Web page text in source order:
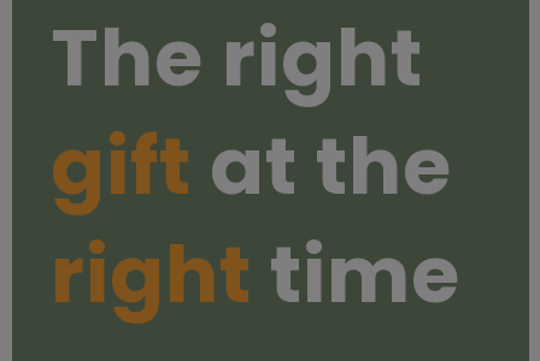
The right
gift at the
right time